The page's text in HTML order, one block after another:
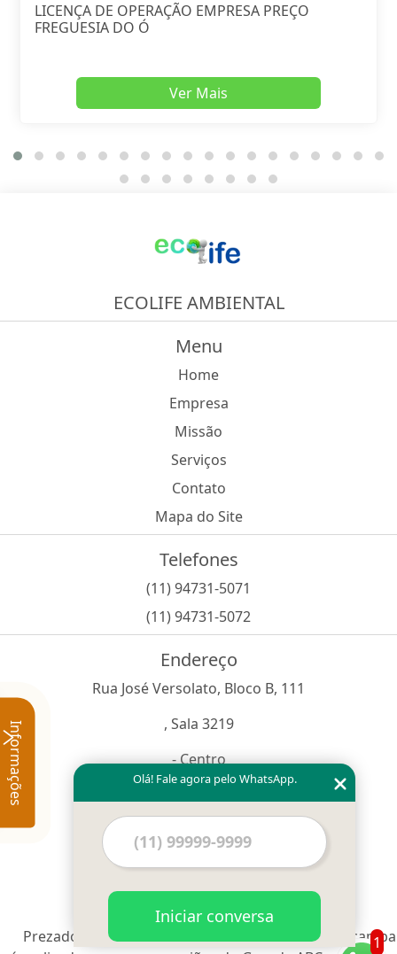
LICENÇA DE OPERAÇÃO EMPRESA PREÇO
FREGUESIA DO Ó
Ver Mais
ECOLIFE AMBIENTAL
Menu
Home
Empresa
Missão
Serviços
Contato
Mapa do Site
Telefones
(11) 94731-5071
(11) 94731-5072
Endereço
Rua José Versolato, Bloco B, 111
, Sala 3219
- Centro
Prezado cliente, informamos que o serviço de Caçamba
Informações
1
Olá! Fale agora pelo WhatsApp.
Iniciar conversa